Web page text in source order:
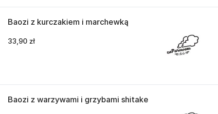
Baozi z kurczakiem i marchewką
33,90 zł
Baozi z warzywami i grzybami shitake